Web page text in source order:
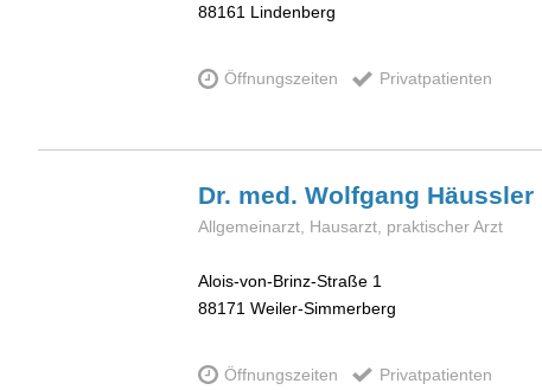
88161 Lindenberg
Öffnungszeiten Privatpatienten
Dr. med. Wolfgang Häussler
Allgemeinarzt, Hausarzt, praktischer Arzt
Alois-von-Brinz-Straße 1
88171 Weiler-Simmerberg
Öffnungszeiten Privatpatienten